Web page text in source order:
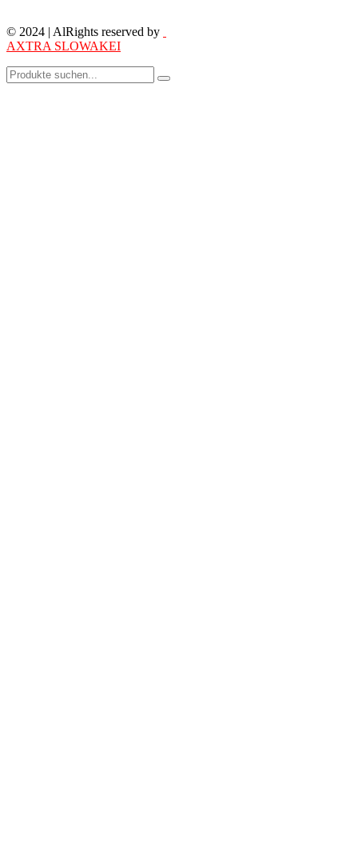
© 2024 | AlRights reserved by
AXTRA SLOWAKEI